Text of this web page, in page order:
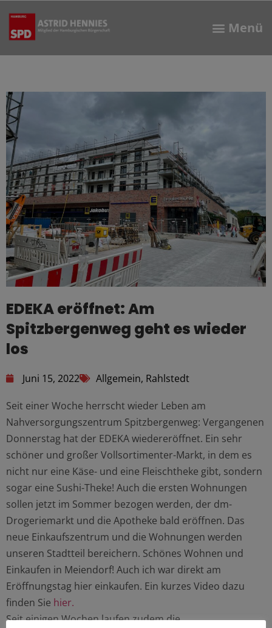
EDEKA eröffnet: Am
Spitzbergenweg geht es wieder
los
Juni 15, 2022 Allgemein, Rahlstedt
Seit einer Woche herrscht wieder Leben am
Nahversorgungszentrum Spitzbergenweg: Vergangenen
Donnerstag hat der EDEKA wiedereröffnet. Ein sehr
schöner und großer Vollsortimenter-Markt, in dem es
nicht nur eine Käse- und eine Fleischtheke gibt, sondern
sogar eine Sushi-Theke! Auch die ersten Wohnungen
sollen jetzt im Sommer bezogen werden, der dm-
Drogeriemarkt und die Apotheke bald eröffnen. Das
neue Einkaufszentrum und die Wohnungen werden
unseren Stadtteil bereichern. Schönes Wohnen und
Einkaufen in Meiendorf! Auch ich war direkt am
Eröffnungstag hier einkaufen. Ein kurzes Video dazu
finden Sie hier.
Seit einigen Wochen laufen zudem die